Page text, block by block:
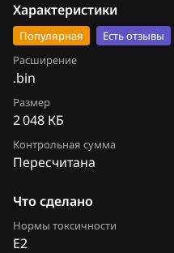
Chrysler
Citroen
Dacia
Daewoo
DAF
Derways
Dodge
Valeo j34p
Valeo VD56.1
1037512222_10SW003358
1037512222_10SW009988
1037520611
Характеристики
Популярная
Есть отзывы
Расширение
.bin
Размер
2 048 КБ
Контрольная сумма
Пересчитана
Что сделано
Нормы токсичности
E2